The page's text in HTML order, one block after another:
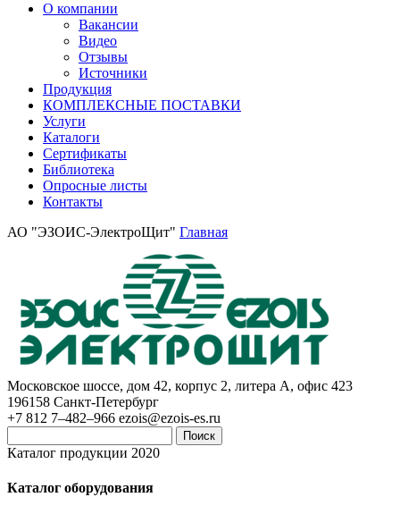
О компании
Вакансии
Видео
Отзывы
Источники
Продукция
КОМПЛЕКСНЫЕ ПОСТАВКИ
Услуги
Каталоги
Сертификаты
Библиотека
Опросные листы
Контакты
АО "ЭЗОИС-ЭлектроЩит" Главная
Московское шоссе, дом 42, корпус 2, литера А, офис 423
196158 Санкт-Петербург
+7 812 7–482–966 ezois@ezois-es.ru
Поиск
Каталог продукции 2020
Каталог оборудования